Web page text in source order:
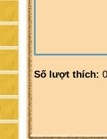
Số lượt thích: